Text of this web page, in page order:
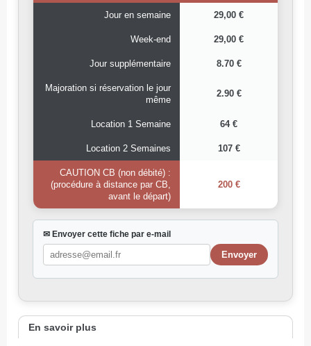
Jour en semaine 29,00 €
Week-end 29,00 €
Jour supplémentaire 8.70 €
Majoration si réservation le jour
même
2.90 €
Location 1 Semaine 64 €
Location 2 Semaines 107 €
CAUTION CB (non débité) :
(procédure à distance par CB,
avant le départ)
200 €
✉ Envoyer cette fiche par e-mail
En savoir plus